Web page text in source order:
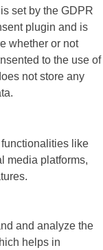
set by the GDPR
plugin and is
whether or not
to the use of
not store any
like
media platforms,
and analyze the
helps in